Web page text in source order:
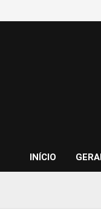
INÍCIO